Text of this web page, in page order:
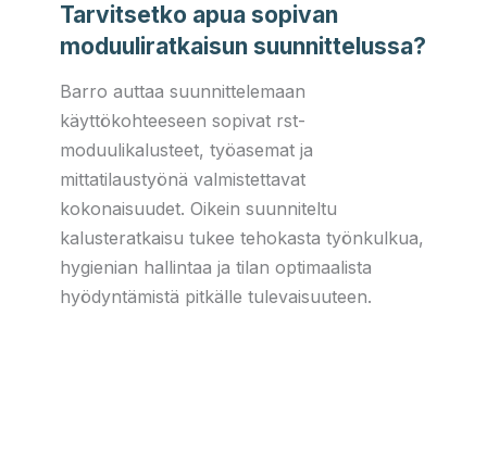
Tarvitsetko apua sopivan
moduuliratkaisun suunnittelussa?
Barro auttaa suunnittelemaan
käyttökohteeseen sopivat rst-
moduulikalusteet, työasemat ja
mittatilaustyönä valmistettavat
kokonaisuudet. Oikein suunniteltu
kalusteratkaisu tukee tehokasta työnkulkua,
hygienian hallintaa ja tilan optimaalista
hyödyntämistä pitkälle tulevaisuuteen.